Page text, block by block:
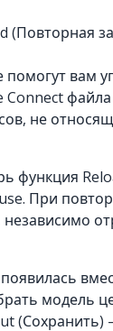
вам
Connect
не
функция
При
модель